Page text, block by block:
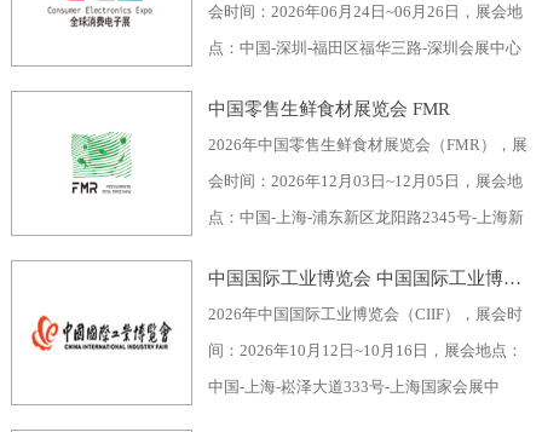
会时间：2026年06月24日~06月26日，展会地
点：中国-深圳-福田区福华三路-深圳会展中心
深圳振华展览有限公司，举办周期：一年一
届，展会面积：40000平米，参展观众：60000
人，参展商数量及参展品牌达到400家。2026
全球消费电子展暨深圳国际消费电子展览
会“GCE”，致力于为全球消费电子生产企业、
中国零售生鲜食材展览会 FMR
2026年中国零售生鲜食材展览会（FMR），展
会时间：2026年12月03日~12月05日，展会地
点：中国-上海-浦东新区龙阳路2345号-上海新
企业协会自有品牌专业委员会，举办周期：一
年一届，展会面积：70000平米，参展观众：
30000人，参展商数量及参展品牌达到1500
家。中国零售生鲜食材展览会FMR（国际生鲜
中国国际工业博览会 中国国际工业博览会 CIIF
2026年中国国际工业博览会（CIIF），展会时
间：2026年10月12日~10月16日，展会地点：
中国-上海-崧泽大道333号-上海国家会展中